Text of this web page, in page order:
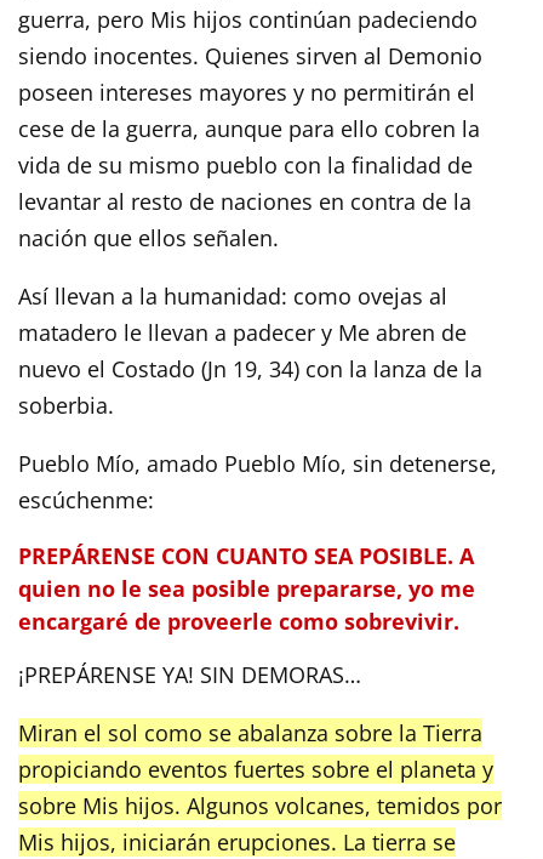
guerra, pero Mis hijos continúan padeciendo
siendo inocentes. Quienes sirven al Demonio
poseen intereses mayores y no permitirán el
cese de la guerra, aunque para ello cobren la
vida de su mismo pueblo con la finalidad de
levantar al resto de naciones en contra de la
nación que ellos señalen.
Así llevan a la humanidad: como ovejas al
matadero le llevan a padecer y Me abren de
nuevo el Costado (Jn 19, 34) con la lanza de la
soberbia.
Pueblo Mío, amado Pueblo Mío, sin detenerse,
escúchenme:
PREPÁRENSE CON CUANTO SEA POSIBLE. A
quien no le sea posible prepararse, yo me
encargaré de proveerle como sobrevivir.
¡PREPÁRENSE YA! SIN DEMORAS…
Miran el sol como se abalanza sobre la Tierra
propiciando eventos fuertes sobre el planeta y
sobre Mis hijos. Algunos volcanes, temidos por
Mis hijos, iniciarán erupciones. La tierra se